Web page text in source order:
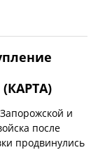
и
после
продвинулись